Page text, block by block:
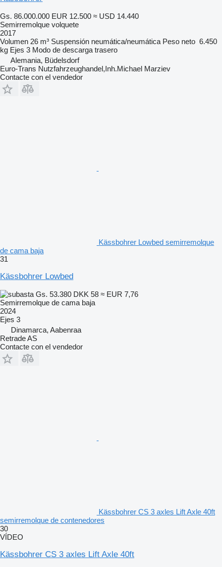
Gs. 86.000.000 EUR 12.500 ≈ USD 14.440
Semirremolque volquete
2017
Volumen 26 m³ Suspensión neumática/neumática Peso neto 6.450
kg Ejes 3 Modo de descarga trasero
Alemania, Büdelsdorf
Euro-Trans Nutzfahrzeughandel,Inh.Michael Marziev
Contacte con el vendedor
Kässbohrer Lowbed semirremolque
de cama baja
31
Kässbohrer Lowbed
Gs. 53.380 DKK 58 ≈ EUR 7,76
Semirremolque de cama baja
2024
Ejes 3
Dinamarca, Aabenraa
Retrade AS
Contacte con el vendedor
Kässbohrer CS 3 axles Lift Axle 40ft
semirremolque de contenedores
30
VÍDEO
Kässbohrer CS 3 axles Lift Axle 40ft